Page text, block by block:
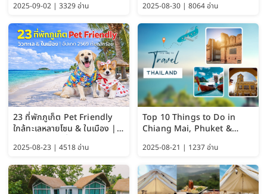
ChatGPT และ Gemini
2025-09-02 | 3329 อ่าน 2025-08-30 | 8064 อ่าน
23 ที่พักภูเก็ต Pet Friendly
ใกล้ทะเลหลายโซน & ในเมือง |
อัปเดต 2569 เริ่มหลักร้อย
2025-08-23 | 4518 อ่าน
Top 10 Things to Do in
Chiang Mai, Phuket &
Pattaya (Thailand Travel
Guide 2025)
2025-08-21 | 1237 อ่าน